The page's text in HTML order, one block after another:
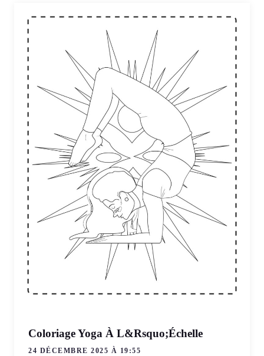
Coloriage Yoga À L&Rsquo;Échelle
24 DÉCEMBRE 2025 À 19:55